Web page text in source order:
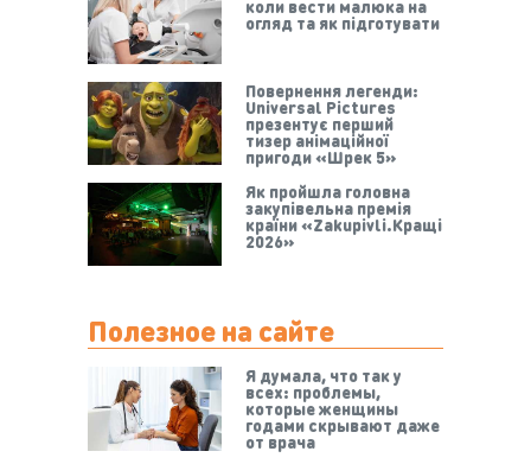
коли вести малюка на
огляд та як підготувати
Повернення легенди:
Universal Pictures
презентує перший
тизер анімаційної
пригоди «Шрек 5»
Як пройшла головна
закупівельна премія
країни «Zakupivli.Кращі
2026»
Полезное на сайте
Я думала, что так у
всех: проблемы,
которые женщины
годами скрывают даже
от врача